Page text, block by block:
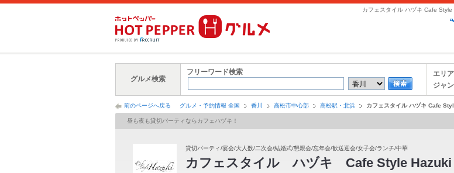
カフェスタイル ハヅキ Cafe
グルメ検索
フリーワード検索 エリア
ジャ
前のページへ戻る グルメ・予約情報 全国 香川 高松市中心部 高松駅・北浜 カフェスタイル ハヅキ Cafe
昼も夜も貸切パーティならカフェハヅキ！
貸切パーティ/宴会/大人数/二次会/結婚式/懇親会/忘年会/歓送迎会/女子会/ランチ/中華
カフェスタイル ハヅキ Cafe Style Hazuki